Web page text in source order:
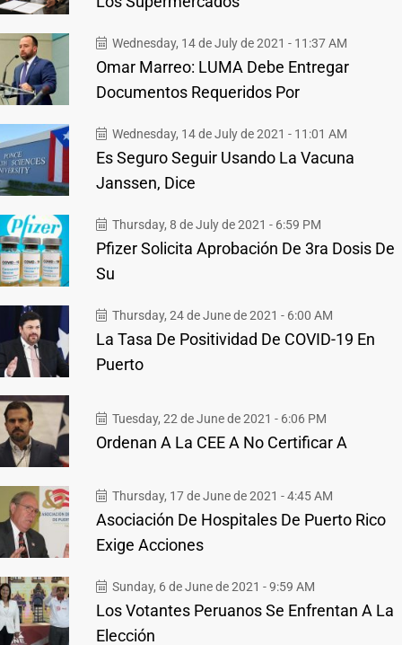
Wednesday, 14 de July de 2021 - 11:37 AM
Omar Marreo: LUMA Debe Entregar
Documentos Requeridos Por
Wednesday, 14 de July de 2021 - 11:01 AM
Es Seguro Seguir Usando La Vacuna
Janssen, Dice
Thursday, 8 de July de 2021 - 6:59 PM
Pfizer Solicita Aprobación De 3ra Dosis De
Su
Thursday, 24 de June de 2021 - 6:00 AM
La Tasa De Positividad De COVID-19 En
Puerto
Tuesday, 22 de June de 2021 - 6:06 PM
Ordenan A La CEE A No Certificar A
Thursday, 17 de June de 2021 - 4:45 AM
Asociación De Hospitales De Puerto Rico
Exige Acciones
Sunday, 6 de June de 2021 - 9:59 AM
Los Votantes Peruanos Se Enfrentan A La
Elección